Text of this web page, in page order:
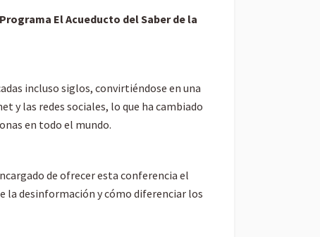
El Acueducto del Saber de la
incluso siglos, convirtiéndose en una
las redes sociales, lo que ha cambiado
en todo el mundo.
de ofrecer esta conferencia el
la desinformación y cómo diferenciar los